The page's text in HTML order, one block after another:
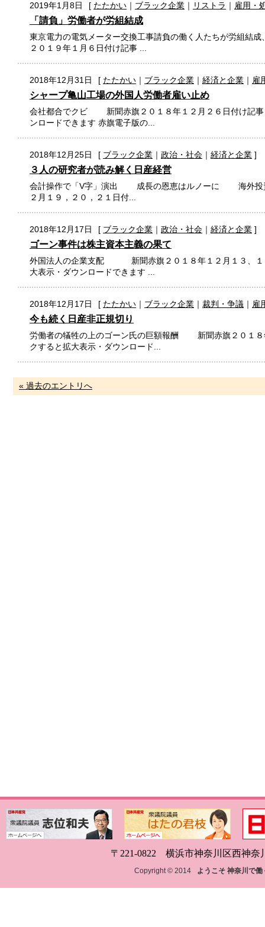
2019年1月8日 [ たたかい ｜ ブラック企業 ｜ リストラ ｜ 雇用・
「請負」労働者が労組結成
東京電力の電気メーター交換工事請負の働く人たちが労組
２０１９年１月６日付け記事 ...
2018年12月31日 [ たたかい ｜ ブラック企業 ｜ 経済と企業 ｜ 雇
シャープ亀山工場の外国人労働者雇い止め
会社都合でクビ 新聞赤旗２０１８年１２月２６日付け記事
ンロードできます 赤旗電子版の...
2018年12月25日 [ ブラック企業 ｜ 政治・社会 ｜ 経済と企業 ]
３人の研究者が読み解く日産経営
会計操作で「V字」演出 成長の恩恵はルノーに 海外投資
２月１９，２０，２１日付...
2018年12月17日 [ ブラック企業 ｜ 政治・社会 ｜ 経済と企業 ]
ゴーン事件は株主資本主義の果て
外国法人の企業支配 新聞赤旗２０１８年１２月１３、１
大表示・ダウンロードできます ...
2018年12月17日 [ たたかい ｜ ブラック企業 ｜ 裁判・争議 ｜ 雇
今も続く日産非正規切り
労働者の犠牲の上のゴーン氏の巨額報酬 新聞赤旗２０１８
クすると拡大表示・ダウンロード...
« 過去のエントリへ
〒221-0822 横浜市神奈川区西神奈
Copyright © 2014 ようこそ 神奈川で